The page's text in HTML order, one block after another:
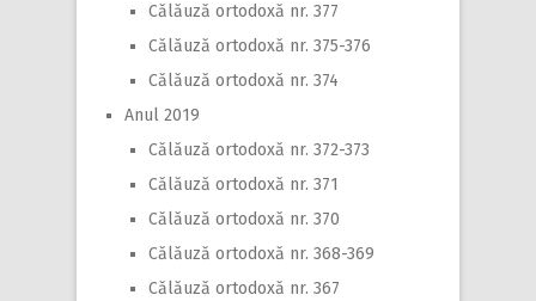
Călăuză ortodoxă nr. 377
Călăuză ortodoxă nr. 375-376
Călăuză ortodoxă nr. 374
Anul 2019
Călăuză ortodoxă nr. 372-373
Călăuză ortodoxă nr. 371
Călăuză ortodoxă nr. 370
Călăuză ortodoxă nr. 368-369
Călăuză ortodoxă nr. 367